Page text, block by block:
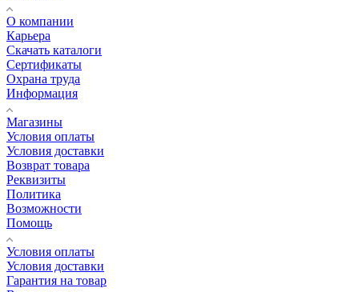
О компании
Карьера
Cкачать каталоги
Сертификаты
Охрана труда
Информация
Магазины
Условия оплаты
Условия доставки
Возврат товара
Реквизиты
Политика
Возможности
Помощь
Условия оплаты
Условия доставки
Гарантия на товар